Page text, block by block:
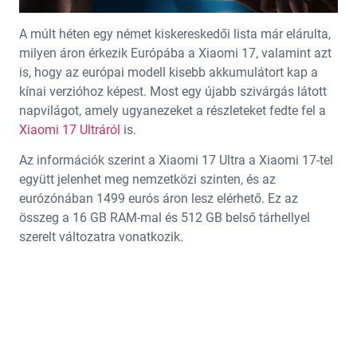
A múlt héten egy német kiskereskedői lista már elárulta,
milyen áron érkezik Európába a Xiaomi 17, valamint azt
is, hogy az európai modell kisebb akkumulátort kap a
kínai verzióhoz képest. Most egy újabb szivárgás látott
napvilágot, amely ugyanezeket a részleteket fedte fel a
Xiaomi 17 Ultráról is.
Az információk szerint a Xiaomi 17 Ultra a Xiaomi 17-tel
együtt jelenhet meg nemzetközi szinten, és az
eurózónában 1499 eurós áron lesz elérhető. Ez az
összeg a 16 GB RAM-mal és 512 GB belső tárhellyel
szerelt változatra vonatkozik.